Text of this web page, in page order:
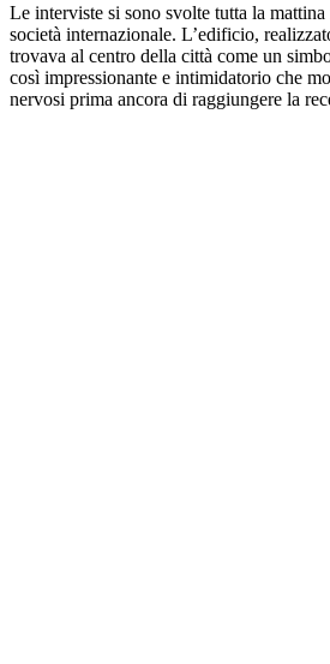
Le interviste si sono svolte tutta la
società internazionale. L’edificio,
trovava al centro della città come un
così impressionante e intimidatorio che
nervosi prima ancora di raggiungere la